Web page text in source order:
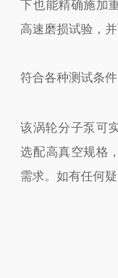
下也能精确施加
高速磨损试验，
符合各种测试条件
该涡轮分子泵可
选配高真空规格
需求。如有任何